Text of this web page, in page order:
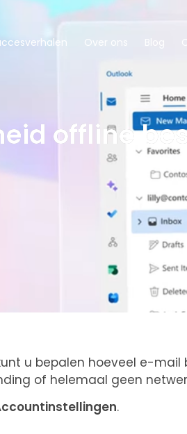
Over ons
offline
u bepalen hoeveel e-mail
of helemaal geen
.